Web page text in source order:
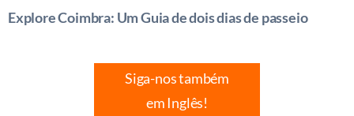
Explore Coimbra: Um Guia de dois dias de passeio
Siga-nos também
em Inglês!